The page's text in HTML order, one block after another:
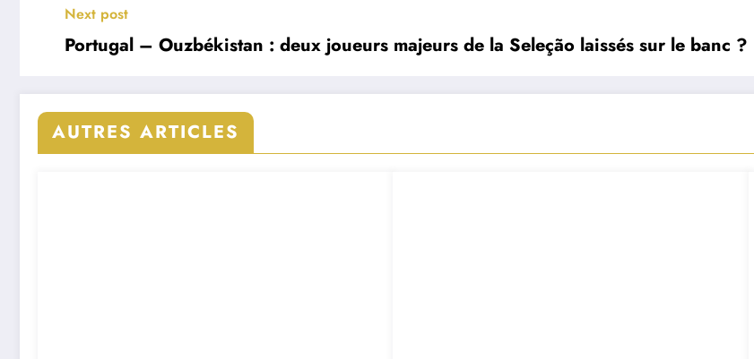
Next post
Portugal – Ouzbékistan : deux joueurs majeurs de la Seleção laissés sur le banc ?
AUTRES ARTICLES